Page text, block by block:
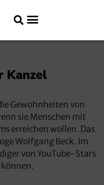
Kanzel
Gewohnheiten von
sie Menschen mit
erreichen wollen. Das
Wolfgang Beck. Im
von YouTube-Stars